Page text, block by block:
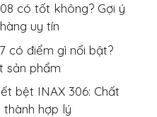
có tốt không? Gợi ý
uy tín
có điểm gì nổi bật?
sản phẩm
bệt INAX 306: Chất
hợp lý